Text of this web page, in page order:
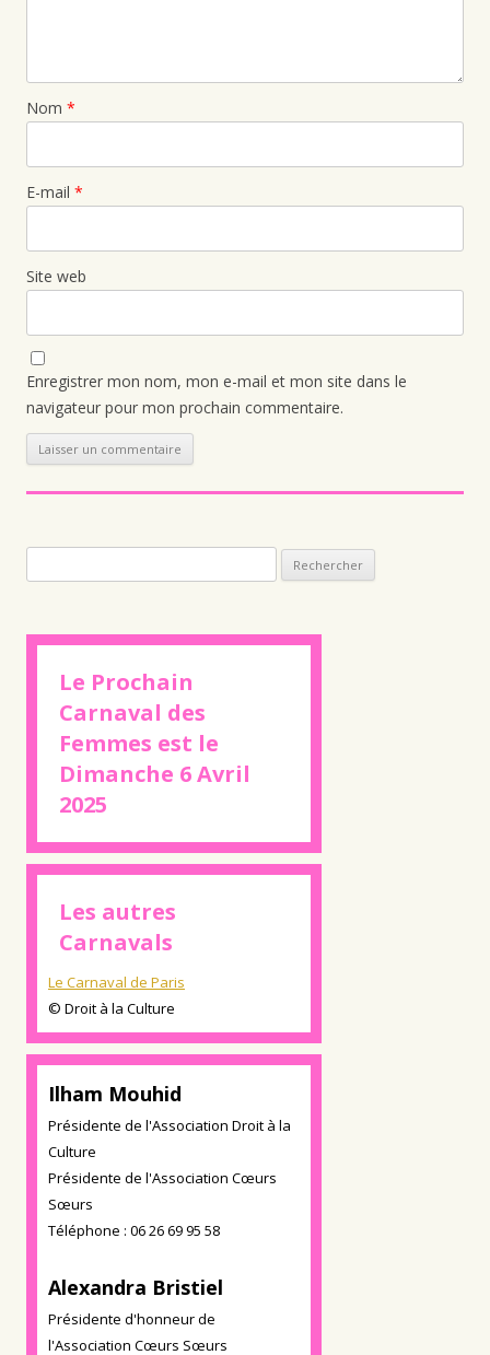
Nom *
E-mail *
Site web
Enregistrer mon nom, mon e-mail et mon site dans le
navigateur pour mon prochain commentaire.
Le Prochain
Carnaval des
Femmes est le
Dimanche 6 Avril
2025
Les autres
Carnavals
Le Carnaval de Paris
© Droit à la Culture
Ilham Mouhid
Présidente de l'Association Droit à la
Culture
Présidente de l'Association Cœurs
Sœurs
Téléphone : 06 26 69 95 58
Alexandra Bristiel
Présidente d'honneur de
l'Association Cœurs Sœurs